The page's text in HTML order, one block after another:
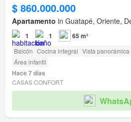
$ 860.000.000
Apartamento in Guatapé, Oriente,
1 1 65 m²
Balcón Cocina integral Vista panorámica
Área infantil
Hace 7 días
CASAS CONFORT